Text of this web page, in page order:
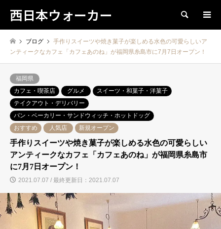
西日本ウォーカー 検索
ブログ
手作りスイーツや焼き菓子が楽しめる水色の可愛らしいア
ンティークなカフェ「カフェあのね」が福岡県糸島市に7月7日オープン！
福岡県
カフェ・喫茶店
グルメ
スイーツ・和菓子・洋菓子
テイクアウト・デリバリー
パン・ベーカリー・サンドウィッチ・ホットドッグ
おすすめ
人気店 新規オープン
手作りスイーツや焼き菓子が楽しめる水色の可愛らしい
アンティークなカフェ「カフェあのね」が福岡県糸島市
に7月7日オープン！
2021.07.07 / 最終更新日：2021.07.07